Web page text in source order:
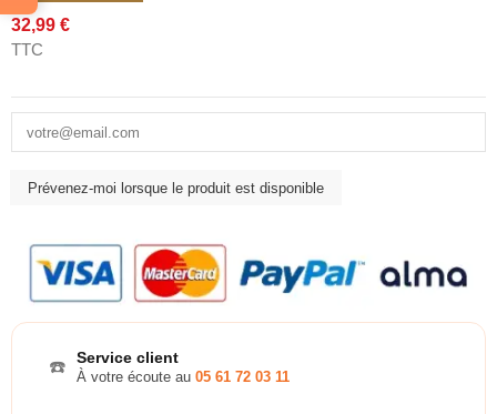
32,99 €
TTC
☎️ Service client
À votre écoute au 05 61 72 03 11